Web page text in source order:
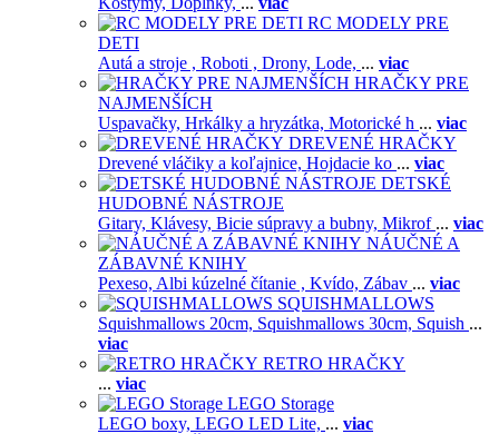
RC MODELY PRE
DETI
Autá a stroje , Roboti , Drony, Lode, ... viac
HRAČKY PRE
NAJMENŠÍCH
Uspavačky, Hrkálky a hryzátka, Motorické h ... viac
DREVENÉ HRAČKY
Drevené vláčiky a koľajnice, Hojdacie ko ... viac
DETSKÉ
HUDOBNÉ NÁSTROJE
Gitary, Klávesy, Bicie súpravy a bubny, Mikrof ... viac
NÁUČNÉ A
ZÁBAVNÉ KNIHY
Pexeso, Albi kúzelné čítanie , Kvído, Zábav ... viac
SQUISHMALLOWS
Squishmallows 20cm, Squishmallows 30cm, Squish ...
viac
RETRO HRAČKY
... viac
LEGO Storage
LEGO boxy, LEGO LED Lite, ... viac